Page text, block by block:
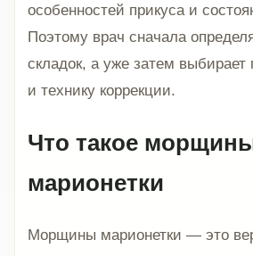
особенностей прикуса и
Поэтому врач сначала
складок, а уже затем выбирает
и технику коррекции.
Что такое
марионетки
Морщины марионетки — это